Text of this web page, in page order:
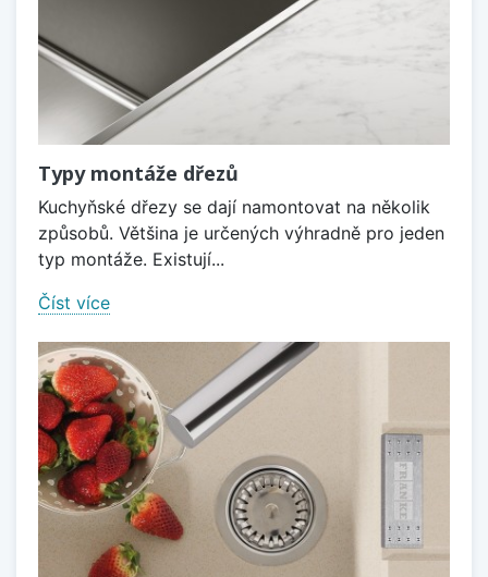
Typy montáže dřezů
Kuchyňské dřezy se dají namontovat na několik
způsobů. Většina je určených výhradně pro jeden
typ montáže. Existují...
Číst více